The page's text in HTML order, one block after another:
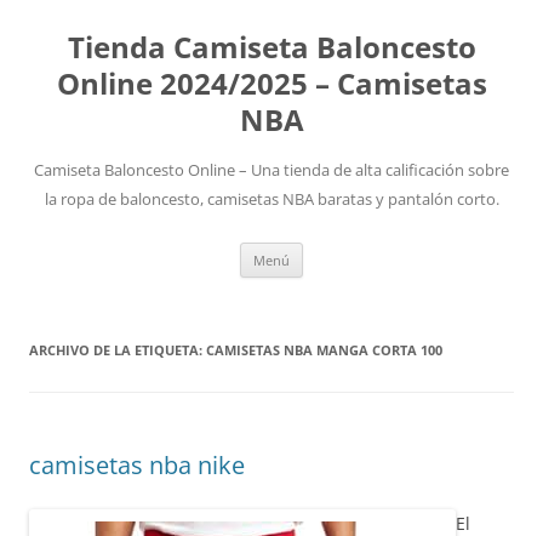
Tienda Camiseta Baloncesto
Online 2024/2025 – Camisetas
NBA
Camiseta Baloncesto Online – Una tienda de alta calificación sobre
la ropa de baloncesto, camisetas NBA baratas y pantalón corto.
Menú
ARCHIVO DE LA ETIQUETA: CAMISETAS NBA MANGA CORTA 100
camisetas nba nike
El